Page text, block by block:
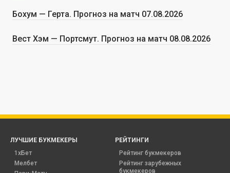
Бохум — Герта. Прогноз на матч 07.08.2026
Вест Хэм — Портсмут. Прогноз на матч 08.08.2026
ЛУЧШИЕ БУКМЕКЕРЫ
1хБет
Мелбет
РЕЙТИНГИ
Рейтинг букмекеров
Рейтинг зарубежных
букмекеров